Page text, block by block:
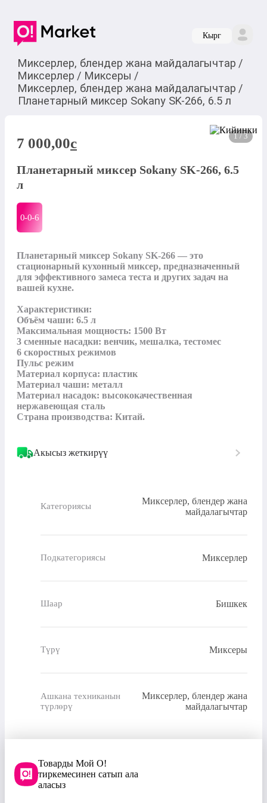
Кырг
Миксерлер, блендер жана майдалагычтар /
Миксерлер / Миксеры /
Миксерлер, блендер жана майдалагычтар /
Планетарный миксер Sokany SK-266, 6.5 л
1 / 3
7 000,00c
Планетарный миксер Sokany SK-266, 6.5
л
0-0-6
Планетарный миксер Sokany SK-266 — это
стационарный кухонный миксер, предназначенный
для эффективного замеса теста и других задач на
вашей кухне.
Характеристики:
Объём чаши: 6.5 л
Максимальная мощность: 1500 Вт
3 сменные насадки: венчик, мешалка, тестомес
6 скоростных режимов
Пульс режим
Материал корпуса: пластик
Материал чаши: металл
Материал насадок: высококачественная
нержавеющая сталь
Страна производства: Китай.
Акысыз жеткирүү
Категориясы
Миксерлер, блендер жана
майдалагычтар
Подкатегориясы Миксерлер
Шаар Бишкек
Түрү Миксеры
Ашкана техниканын
түрлөрү
Миксерлер, блендер жана
майдалагычтар
Товарды Мой О!
тиркемесинен сатып ала
аласыз